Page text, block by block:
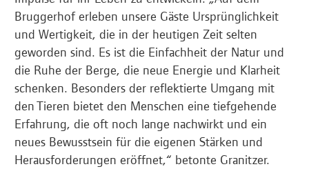
Bruggerhof erleben unsere Gäste Ursprünglichkeit
und Wertigkeit, die in der heutigen Zeit selten
geworden sind. Es ist die Einfachheit der Natur und
die Ruhe der Berge, die neue Energie und Klarheit
schenken. Besonders der reflektierte Umgang mit
den Tieren bietet den Menschen eine tiefgehende
Erfahrung, die oft noch lange nachwirkt und ein
neues Bewusstsein für die eigenen Stärken und
Herausforderungen eröffnet,“ betonte Granitzer.